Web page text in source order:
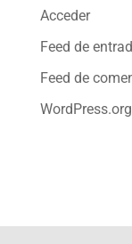
Acceder
Feed de
Feed de
WordPress.org